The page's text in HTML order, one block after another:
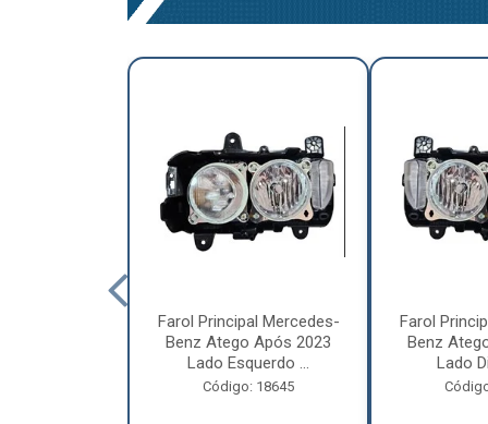
Farol Principal Mercedes-
Benz Atego Após 2023
Lado Esquerdo ...
Código: 18645
Farol
Benz
Lado